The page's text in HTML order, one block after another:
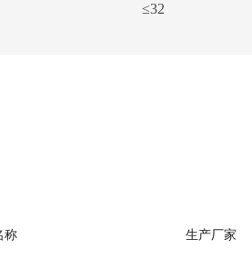
≤32
称 生产厂家